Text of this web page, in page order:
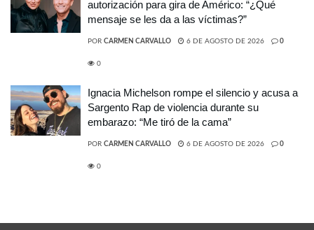
autorización para gira de Américo: “¿Qué
mensaje se les da a las víctimas?”
POR CARMEN CARVALLO 6 DE AGOSTO DE 2026 0
0
Ignacia Michelson rompe el silencio y acusa a
Sargento Rap de violencia durante su
embarazo: “Me tiró de la cama”
POR CARMEN CARVALLO 6 DE AGOSTO DE 2026 0
0